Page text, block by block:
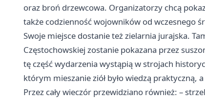
oraz broń drzewcowa. Organizatorzy chcą
także codzienność wojowników od wczesnego
Swoje miejsce dostanie też zielarnia jurajska.
Częstochowskiej zostanie pokazana przez
tę część wydarzenia wystąpią w strojach
którym mieszanie ziół było wiedzą
Przez cały wieczór przewidziano również: –